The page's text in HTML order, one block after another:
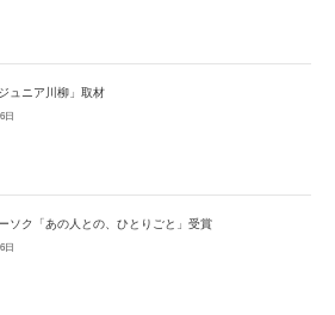
ュニア川柳」取材
日
ソク「あの人との、ひとりごと」受賞
日